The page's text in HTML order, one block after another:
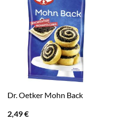
Dr. Oetker Mohn Back
2,49€